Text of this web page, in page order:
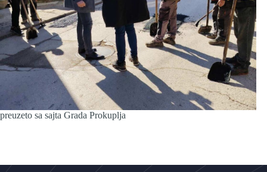
preuzeto sa sajta Grada Prokuplja